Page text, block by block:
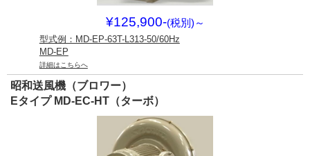
¥125,900-(税別) ～
型式例：MD-EP-63T-L313-50/60Hz
MD-EP
詳細はこちらへ
昭和送風機（ブロワー）
Eタイプ MD-EC-HT（ターボ）